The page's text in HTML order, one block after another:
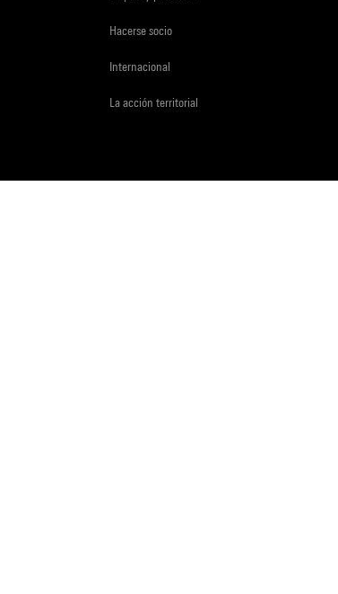
Hacerse socio
Internacional
La acción territorial